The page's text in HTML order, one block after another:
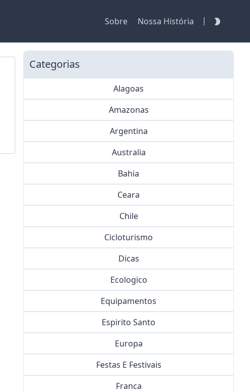
Sobre Nossa História |
Categorias
Alagoas
Amazonas
Argentina
Australia
Bahia
Ceara
Chile
Cicloturismo
Dicas
Ecologico
Equipamentos
Espirito Santo
Europa
Festas E Festivais
Franca